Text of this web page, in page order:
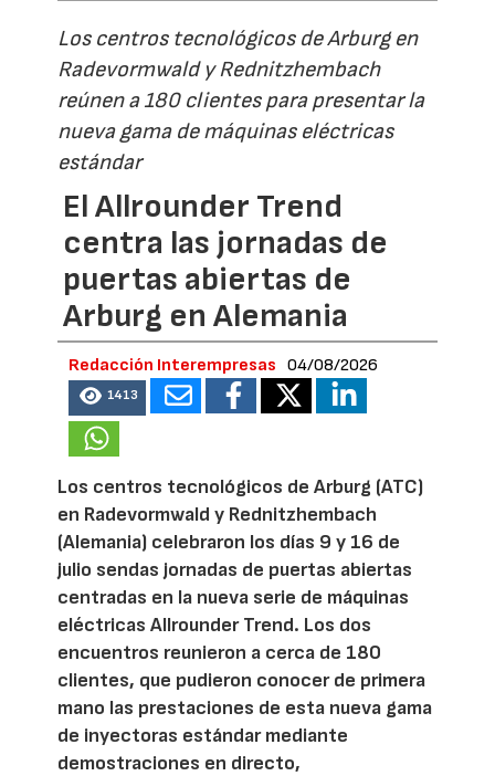
Los centros tecnológicos de Arburg en
Radevormwald y Rednitzhembach
reúnen a 180 clientes para presentar la
nueva gama de máquinas eléctricas
estándar
El Allrounder Trend
centra las jornadas de
puertas abiertas de
Arburg en Alemania
Redacción Interempresas 04/08/2026
1413
Los centros tecnológicos de Arburg (ATC)
en Radevormwald y Rednitzhembach
(Alemania) celebraron los días 9 y 16 de
julio sendas jornadas de puertas abiertas
centradas en la nueva serie de máquinas
eléctricas Allrounder Trend. Los dos
encuentros reunieron a cerca de 180
clientes, que pudieron conocer de primera
mano las prestaciones de esta nueva gama
de inyectoras estándar mediante
demostraciones en directo,